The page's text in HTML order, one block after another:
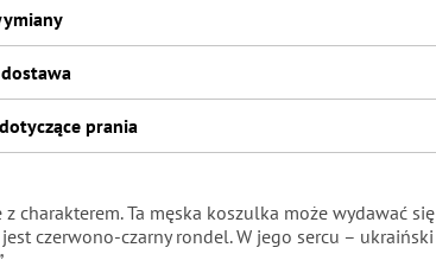
prania
z charakterem. Ta męska koszulka może wydawać
czerwono-czarny rondel. W jego sercu –